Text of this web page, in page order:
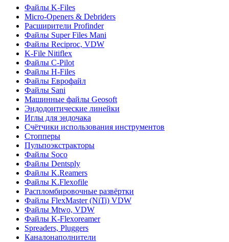
Файлы K-Files
Micro-Openers & Debriders
Расширители Profinder
Файлы Super Files Mani
Файлы Reciproc, VDW
K-File Nitiflex
Файлы C-Pilot
Файлы H-Files
Файлы Еврофайл
Файлы Sani
Машинные файлы Geosoft
Эндодонтические линейки
Иглы для эндочака
Счётчики использования инструментов
Стопперы
Пульпоэкстракторы
Файлы Soco
Файлы Dentsply
Файлы K.Reamers
Файлы K.Flexofile
Распломбировочные развёртки
Файлы FlexMaster (NiTi) VDW
Файлы Mtwo, VDW
Файлы K-Flexoreamer
Spreaders, Pluggers
Каналонаполнители